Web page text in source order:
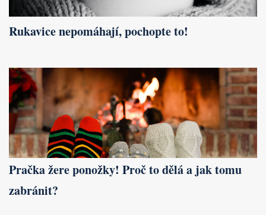
Rukavice nepomáhají, pochopte to!
Pračka žere ponožky! Proč to dělá a jak tomu
zabránit?